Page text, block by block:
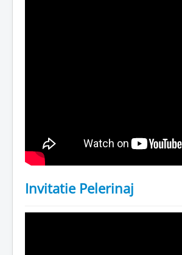
Invitatie Pelerinaj